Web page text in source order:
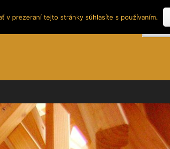
Search
for:
v prezeraní tejto stránky súhlasíte s používaním.